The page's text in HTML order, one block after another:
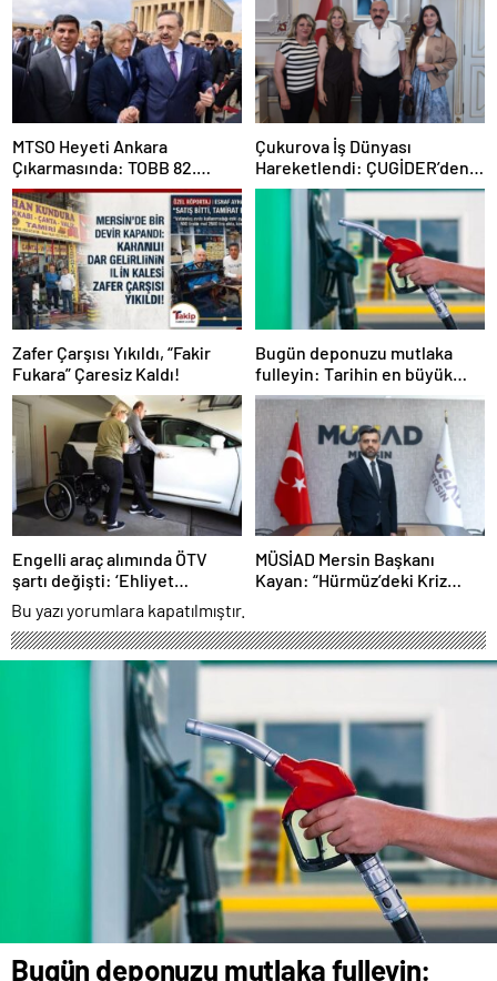
MTSO Heyeti Ankara
Çıkarmasında: TOBB 82.
Genel Kurulu’nda Mersin
Talepleri İletildi
Çukurova İş Dünyası
Hareketlendi: ÇUGİDER’den
Hümay Lojistik’e Çıkartma
Zafer Çarşısı Yıkıldı, “Fakir
Fukara” Çaresiz Kaldı!
Bugün deponuzu mutlaka
fulleyin: Tarihin en büyük
zammı geliyor
Engelli araç alımında ÖTV
şartı değişti: ‘Ehliyet
alamayanlar’ da kapsama
alındı
MÜSİAD Mersin Başkanı
Kayan: “Hürmüz’deki Kriz
Bu yazı yorumlara kapatılmıştır.
Bugün deponuzu mutlaka fulleyin: